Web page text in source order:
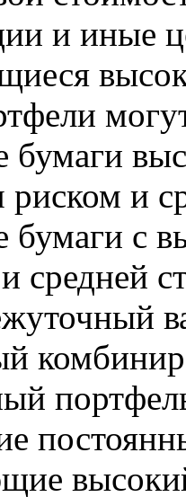
и иные
бумаги
и
бумаги с
средней